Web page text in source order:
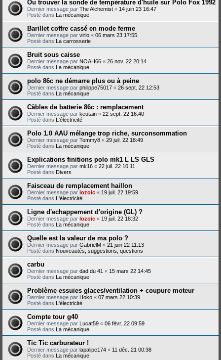
Ou trouver la sonde de température d'huile sur Polo Fox 1992
Dernier message par The Alchemist « 14 juin 23 16:47
Posté dans La mécanique
Barillet coffre cassé en mode ferme
Dernier message par virlo « 06 mars 23 17:55
Posté dans La carrosserie
Bruit sous caisse
Dernier message par NOAH66 « 26 nov. 22 20:14
Posté dans La mécanique
polo 86c ne démarre plus ou à peine
Dernier message par philippe75017 « 26 sept. 22 12:53
Posté dans La mécanique
Câbles de batterie 86c : remplacement
Dernier message par keutain « 22 sept. 22 16:40
Posté dans L'électricité
Polo 1.0 AAU mélange trop riche, surconsommation
Dernier message par Tommy8 « 29 juil. 22 18:49
Posté dans La mécanique
Explications finitions polo mk1 L LS GLS
Dernier message par mk16 « 22 juil. 22 10:11
Posté dans Divers
Faisceau de remplacement haillon
Dernier message par lozoic « 19 juil. 22 19:59
Posté dans L'électricité
Ligne d'echappement d'origine (GL) ?
Dernier message par lozoic « 19 juil. 22 18:32
Posté dans La mécanique
Quelle est la valeur de ma polo ?
Dernier message par GabrielM « 21 juin 22 11:13
Posté dans Nouveautés, suggestions, questions
carbu
Dernier message par dad du 41 « 15 mars 22 14:45
Posté dans La mécanique
Problème essuies glaces/ventilation + coupure moteur
Dernier message par Hoko « 07 mars 22 10:39
Posté dans L'électricité
Compte tour g40
Dernier message par Lucat59 « 06 févr. 22 09:59
Posté dans La mécanique
Tic Tic carburateur !
Dernier message par lapalipe174 « 11 déc. 21 00:38
Posté dans La mécanique